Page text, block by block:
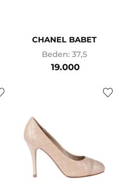
CHANEL BABET
Beden: 37,5
19.000